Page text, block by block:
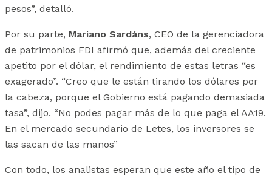
pesos”, detalló.
Por su parte, Mariano Sardáns, CEO de la gerenciadora
de patrimonios FDI afirmó que, además del creciente
apetito por el dólar, el rendimiento de estas letras “es
exagerado”. “Creo que le están tirando los dólares por
la cabeza, porque el Gobierno está pagando demasiada
tasa”, dijo. “No podes pagar más de lo que paga el AA19.
En el mercado secundario de Letes, los inversores se
las sacan de las manos”
Con todo, los analistas esperan que este año el tipo de